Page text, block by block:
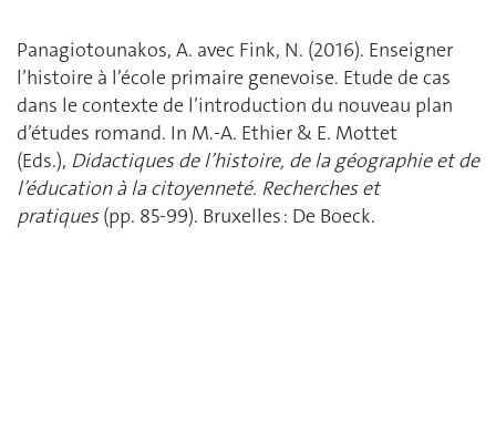
Panagiotounakos, A. avec Fink, N. (2016). Enseigner
l’histoire à l’école primaire genevoise. Etude de cas
dans le contexte de l’introduction du nouveau plan
d’études romand. In M.-A. Ethier & E. Mottet
(Eds.), Didactiques de l’histoire, de la géographie et de
l’éducation à la citoyenneté. Recherches et
pratiques(pp. 85-99). Bruxelles : De Boeck.